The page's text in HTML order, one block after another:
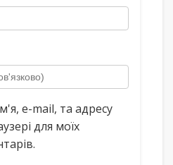
e-mail, та адресу
для моїх